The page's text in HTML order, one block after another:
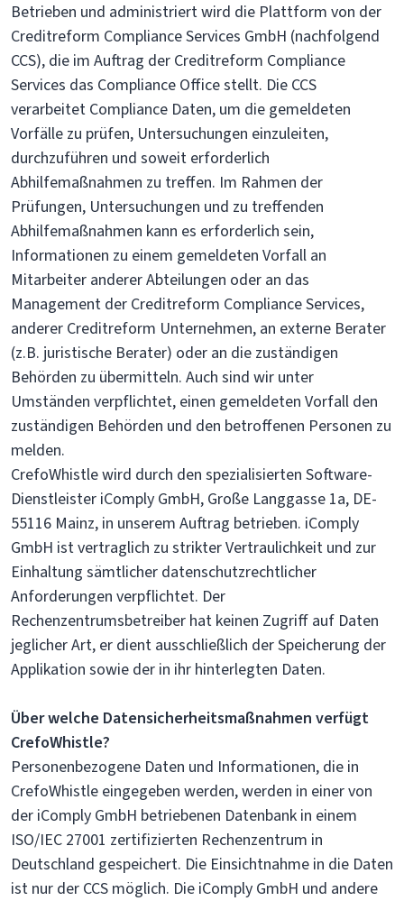
Betrieben und administriert wird die Plattform von der
Creditreform Compliance Services GmbH (nachfolgend
CCS), die im Auftrag der Creditreform Compliance
Services das Compliance Office stellt. Die CCS
verarbeitet Compliance Daten, um die gemeldeten
Vorfälle zu prüfen, Untersuchungen einzuleiten,
durchzuführen und soweit erforderlich
Abhilfemaßnahmen zu treffen. Im Rahmen der
Prüfungen, Untersuchungen und zu treffenden
Abhilfemaßnahmen kann es erforderlich sein,
Informationen zu einem gemeldeten Vorfall an
Mitarbeiter anderer Abteilungen oder an das
Management der Creditreform Compliance Services,
anderer Creditreform Unternehmen, an externe Berater
(z.B. juristische Berater) oder an die zuständigen
Behörden zu übermitteln. Auch sind wir unter
Umständen verpflichtet, einen gemeldeten Vorfall den
zuständigen Behörden und den betroffenen Personen zu
melden.
CrefoWhistle wird durch den spezialisierten Software-
Dienstleister iComply GmbH, Große Langgasse 1a, DE-
55116 Mainz, in unserem Auftrag betrieben. iComply
GmbH ist vertraglich zu strikter Vertraulichkeit und zur
Einhaltung sämtlicher datenschutzrechtlicher
Anforderungen verpflichtet. Der
Rechenzentrumsbetreiber hat keinen Zugriff auf Daten
jeglicher Art, er dient ausschließlich der Speicherung der
Applikation sowie der in ihr hinterlegten Daten.
Über welche Datensicherheitsmaßnahmen verfügt
CrefoWhistle?
Personenbezogene Daten und Informationen, die in
CrefoWhistle eingegeben werden, werden in einer von
der iComply GmbH betriebenen Datenbank in einem
ISO/IEC 27001 zertifizierten Rechenzentrum in
Deutschland gespeichert. Die Einsichtnahme in die Daten
ist nur der CCS möglich. Die iComply GmbH und andere